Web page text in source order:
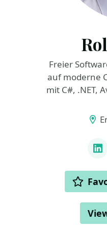
Freier
auf moderne
mit C#, .NET,
ACTIONS